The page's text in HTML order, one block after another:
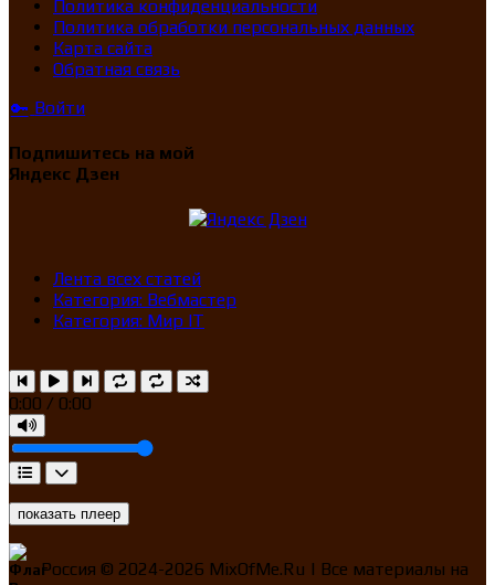
Политика конфиденциальности
Политика обработки персональных данных
Карта сайта
Обратная связь
🔑 Войти
Подпишитесь на мой
Яндекс Дзен
Лента всех статей
Категория: Вебмастер
Категория: Мир IT
0:00 / 0:00
показать плеер
Россия © 2024-2026 MixOfMe.Ru | Все материалы на